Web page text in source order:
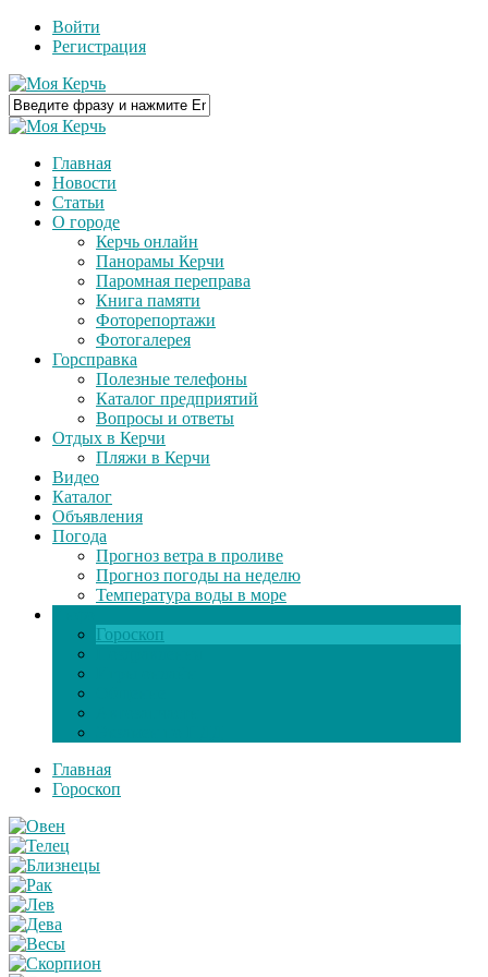
Войти
Регистрация
Главная
Новости
Статьи
О городе
Керчь онлайн
Панорамы Керчи
Паромная переправа
Книга памяти
Фоторепортажи
Фотогалерея
Горсправка
Полезные телефоны
Каталог предприятий
Вопросы и ответы
Отдых в Керчи
Пляжи в Керчи
Видео
Каталог
Объявления
Погода
Прогноз ветра в проливе
Прогноз погоды на неделю
Температура воды в море
Гороскоп
Главная
Гороскоп